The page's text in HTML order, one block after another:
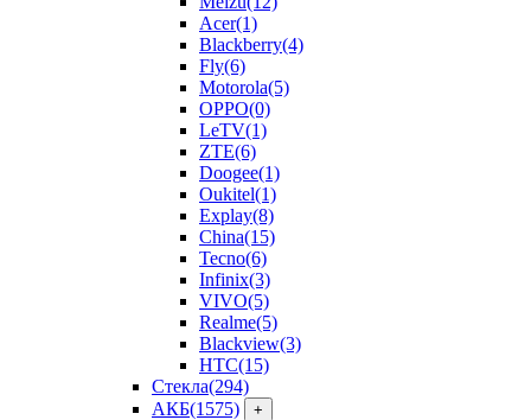
Acer(1)
Blackberry(4)
Fly(6)
Motorola(5)
OPPO(0)
LeTV(1)
ZTE(6)
Doogee(1)
Oukitel(1)
Explay(8)
China(15)
Tecno(6)
Infinix(3)
VIVO(5)
Realme(5)
Blackview(3)
HTC(15)
Стекла(294)
АКБ(1575) +